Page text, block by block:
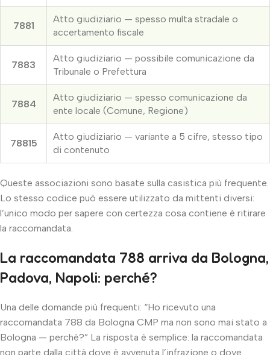
7881
Atto giudiziario — spesso multa stradale o
accertamento fiscale
7883
Atto giudiziario — possibile comunicazione da
Tribunale o Prefettura
7884
Atto giudiziario — spesso comunicazione da
ente locale (Comune, Regione)
78815
Atto giudiziario — variante a 5 cifre, stesso tipo
di contenuto
Queste associazioni sono basate sulla casistica più frequente.
Lo stesso codice può essere utilizzato da mittenti diversi:
l’unico modo per sapere con certezza cosa contiene è ritirare
la raccomandata.
La raccomandata 788 arriva da Bologna,
Padova, Napoli: perché?
Una delle domande più frequenti: “Ho ricevuto una
raccomandata 788 da Bologna CMP ma non sono mai stato a
Bologna — perché?” La risposta è semplice: la raccomandata
non parte dalla città dove è avvenuta l’infrazione o dove